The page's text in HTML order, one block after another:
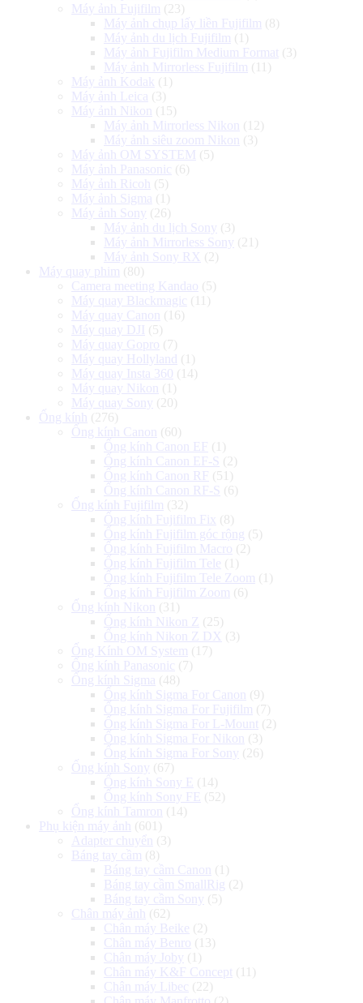
Máy ảnh Fujifilm (23)
Máy ảnh chụp lấy liền Fujifilm (8)
Máy ảnh du lịch Fujifilm (1)
Máy ảnh Fujifilm Medium Format (3)
Máy ảnh Mirrorless Fujifilm (11)
Máy ảnh Kodak (1)
Máy ảnh Leica (3)
Máy ảnh Nikon
(15)
Máy ảnh Mirrorless Nikon
(12)
Máy ảnh siêu zoom Nikon
(3)
Máy ảnh OM SYSTEM (5)
Máy ảnh Panasonic (6)
Máy ảnh Ricoh
(5)
Máy ảnh Sigma (1)
Máy ảnh Sony (26)
Máy ảnh du lịch Sony (3)
Máy ảnh Mirrorless Sony (21)
Máy ảnh Sony RX (2)
Máy quay phim (80)
Camera meeting Kandao (5)
Máy quay Blackmagic (11)
Máy quay Canon
(16)
Máy quay DJI (5)
Máy quay Gopro (7)
Máy quay Hollyland
(1)
Máy quay Insta 360 (14)
Máy quay Nikon
(1)
Máy quay Sony (20)
Ống kính
(276)
Ống kính Canon
(60)
Ống kính Canon EF
(1)
Ống kính Canon EF-S (2)
Ống kính Canon RF
(51)
Ống kính Canon RF-S (6)
Ống kính Fujifilm (32)
Ống kính Fujifilm Fix (8)
Ống kính Fujifilm góc rộng (5)
Ống kính Fujifilm Macro (2)
Ống kính Fujifilm Tele (1)
Ống kính Fujifilm Tele Zoom (1)
Ống kính Fujifilm Zoom (6)
Ống kính Nikon
(31)
Ống kính Nikon Z (25)
Ống kính Nikon Z DX (3)
Ống Kính OM System (17)
Ống kính Panasonic (7)
Ống kính Sigma (48)
Ống kính Sigma For Canon
(9)
Ống kính Sigma For Fujifilm (7)
Ống kính Sigma For L-Mount (2)
Ống kính Sigma For Nikon
(3)
Ống kính Sigma For Sony (26)
Ống kính Sony (67)
Ống kính Sony E
(14)
Ống kính Sony FE
(52)
Ống kính Tamron
(14)
Phụ kiện máy ảnh
(601)
Adapter chuyển
(3)
Báng tay cầm (8)
Báng tay cầm Canon
(1)
Báng tay cầm SmallRig (2)
Báng tay cầm Sony (5)
Chân máy ảnh
(62)
Chân máy Beike (2)
Chân máy Benro (13)
Chân máy Joby (1)
Chân máy K&F Concept (11)
Chân máy Libec (22)